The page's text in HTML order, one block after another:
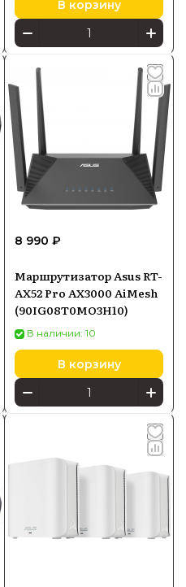
В корзину
8 990 ₽
Маршрутизатор Asus RT-
AX52 Pro AX3000 AiMesh
(90IG08T0MO3H10)
В наличии: 10
В корзину